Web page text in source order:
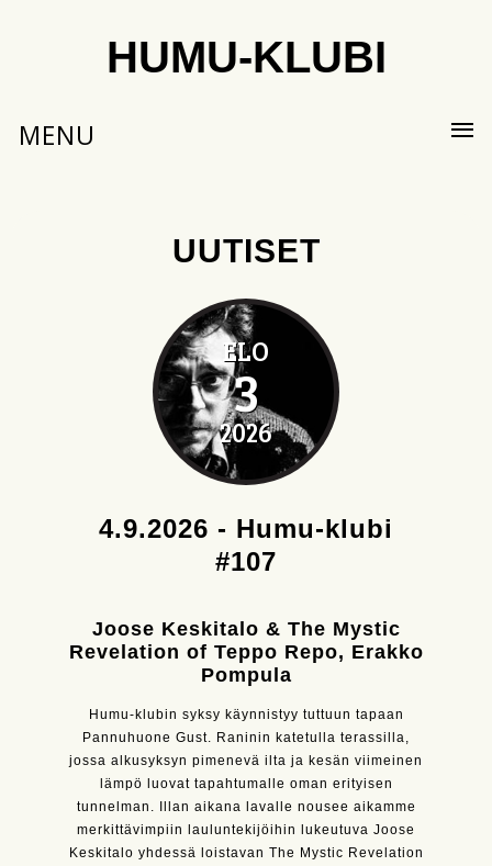
HUMU-KLUBI
MENU
UUTISET
ELO
3
2026
4.9.2026 - Humu-klubi
#107
Joose Keskitalo & The Mystic
Revelation of Teppo Repo, Erakko
Pompula
Humu-klubin syksy käynnistyy tuttuun tapaan
Pannuhuone Gust. Raninin katetulla terassilla,
jossa alkusyksyn pimenevä ilta ja kesän viimeinen
lämpö luovat tapahtumalle oman erityisen
tunnelman. Illan aikana lavalle nousee aikamme
merkittävimpiin lauluntekijöihin lukeutuva Joose
Keskitalo yhdessä loistavan The Mystic Revelation